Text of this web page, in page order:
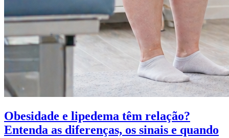
Obesidade e lipedema têm relação?
Entenda as diferenças, os sinais e quando